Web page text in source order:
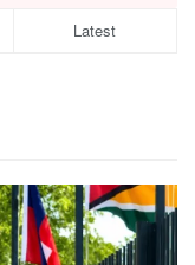
Latest